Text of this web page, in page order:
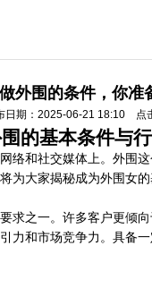
外围的条件，你准
日期：2025-06-21 18:10 点
的基本条件与
络和社交媒体上。外围
为大家揭秘成为外围女
求之一。许多客户更倾
力和市场竞争力。具备